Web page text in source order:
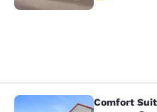
Comfort Suites
Comfort